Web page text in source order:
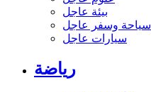
بيئة عاجل
سياحة وسفر عاجل
سيارات عاجل
رياضة